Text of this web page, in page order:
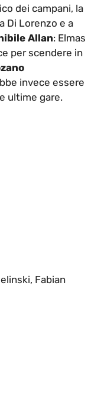
dei campani, la
Di Lorenzo e a
Allan: Elmas
per scendere in
invece essere
ultime gare.
Fabian